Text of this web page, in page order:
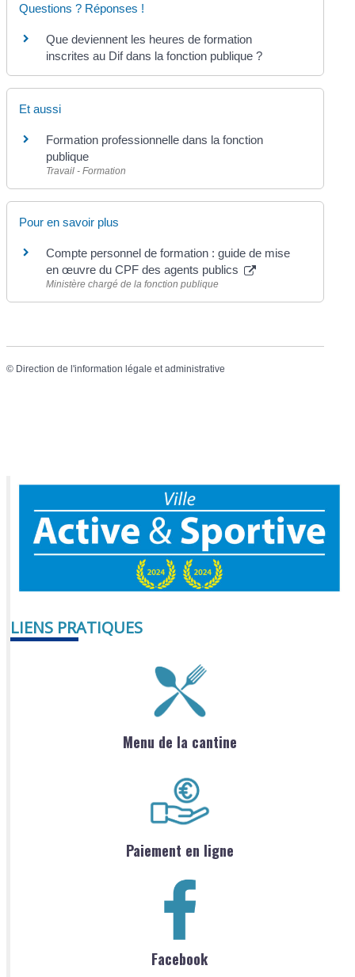
Questions ? Réponses !
Que deviennent les heures de formation
inscrites au Dif dans la fonction publique ?
Et aussi
Formation professionnelle dans la fonction
publique
Travail - Formation
Pour en savoir plus
Compte personnel de formation : guide de mise
en œuvre du CPF des agents publics
Ministère chargé de la fonction publique
© Direction de l'information légale et administrative
LIENS PRATIQUES
Menu de la cantine
Paiement en ligne
Facebook